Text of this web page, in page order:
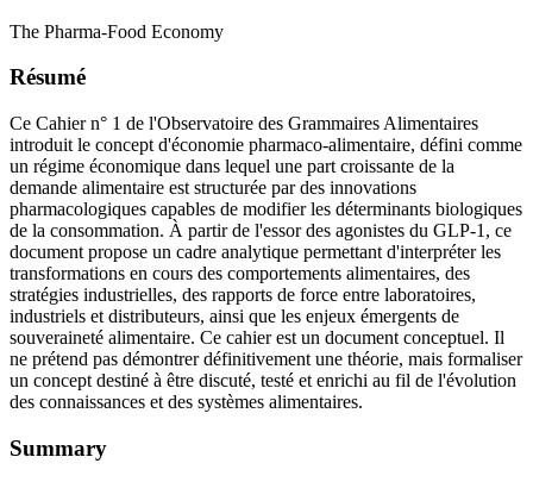
The Pharma-Food Economy
Résumé
Ce Cahier n° 1 de l'Observatoire des Grammaires Alimentaires
introduit le concept d'économie pharmaco-alimentaire, défini comme
un régime économique dans lequel une part croissante de la
demande alimentaire est structurée par des innovations
pharmacologiques capables de modifier les déterminants biologiques
de la consommation. À partir de l'essor des agonistes du GLP-1, ce
document propose un cadre analytique permettant d'interpréter les
transformations en cours des comportements alimentaires, des
stratégies industrielles, des rapports de force entre laboratoires,
industriels et distributeurs, ainsi que les enjeux émergents de
souveraineté alimentaire. Ce cahier est un document conceptuel. Il
ne prétend pas démontrer définitivement une théorie, mais formaliser
un concept destiné à être discuté, testé et enrichi au fil de l'évolution
des connaissances et des systèmes alimentaires.
Summary